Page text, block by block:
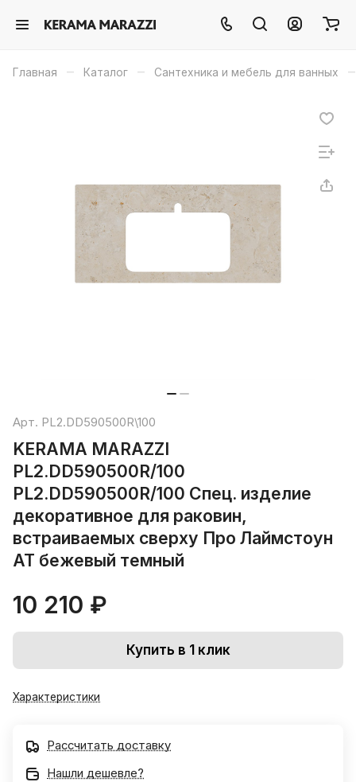
Главная – Каталог – Сантехника и мебель для ванных –
Арт. PL2.DD590500R\100
KERAMA MARAZZI
PL2.DD590500R/100
PL2.DD590500R/100 Спец. изделие
декоративное для раковин,
встраиваемых сверху Про Лаймстоун
АТ бежевый темный
10 210 ₽
Купить в 1 клик
Характеристики
Рассчитать доставку
Нашли дешевле?